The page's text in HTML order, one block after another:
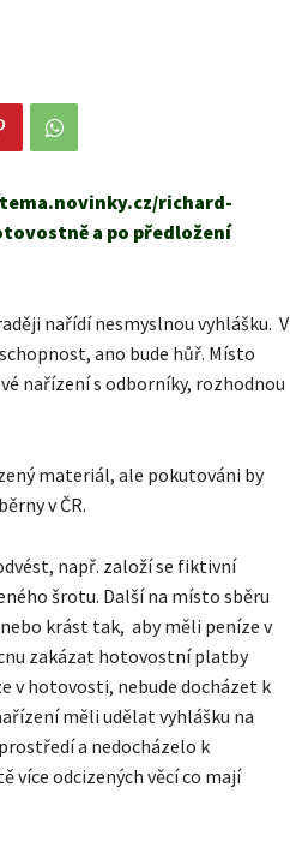
richard-
a po předložení
nařídí nesmyslnou vyhlášku. V
ano bude hůř. Místo
nařízení s odborníky, rozhodnou
materiál, ale pokutováni by
v ČR.
např. založí se fiktivní
šrotu. Další na místo sběru
krást tak, aby měli peníze v
zakázat hotovostní platby
v hotovosti, nebude docházet k
měli udělat vyhlášku na
a nedocházelo k
více odcizených věcí co mají